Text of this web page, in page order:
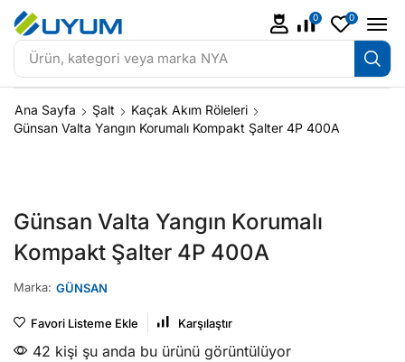
Ürün, kategori veya marka NYA
0 0
Ana Sayfa Şalt
Kaçak Akım Röleleri
Günsan Valta Yangın Korumalı Kompakt Şalter 4P 400A
Günsan Valta Yangın Korumalı
Kompakt Şalter 4P 400A
Marka: GÜNSAN
Favori Listeme Ekle Karşılaştır
42 kişi şu anda bu ürünü görüntülüyor